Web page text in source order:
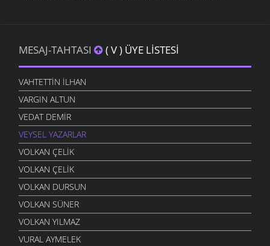
MESAJ-TAHTASI ( V ) ÜYE LISTESI
VAHTETTIN İLHAN
VARGIN ALTUN
VEDAT DEMIR
VEYSEL YAZARLAR
VOLKAN ÇELIK
VOLKAN ÇELIK
VOLKAN DURSUN
VOLKAN SÜNER
VOLKAN YILMAZ
VURAL AYMELEK